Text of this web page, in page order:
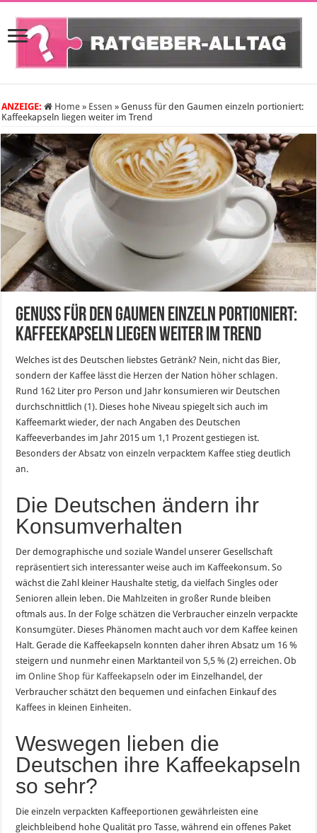
ANZEIGE: Home » Essen » Genuss für den Gaumen einzeln portioniert:
Kaffeekapseln liegen weiter im Trend
Genuss für den Gaumen einzeln portioniert:
Kaffeekapseln liegen weiter im Trend
Welches ist des Deutschen liebstes Getränk? Nein, nicht das Bier,
sondern der Kaffee lässt die Herzen der Nation höher schlagen.
Rund 162 Liter pro Person und Jahr konsumieren wir Deutschen
durchschnittlich (1). Dieses hohe Niveau spiegelt sich auch im
Kaffeemarkt wieder, der nach Angaben des Deutschen
Kaffeeverbandes im Jahr 2015 um 1,1 Prozent gestiegen ist.
Besonders der Absatz von einzeln verpacktem Kaffee stieg deutlich
an.
Die Deutschen ändern ihr
Konsumverhalten
Der demographische und soziale Wandel unserer Gesellschaft
repräsentiert sich interessanter weise auch im Kaffeekonsum. So
wächst die Zahl kleiner Haushalte stetig, da vielfach Singles oder
Senioren allein leben. Die Mahlzeiten in großer Runde bleiben
oftmals aus. In der Folge schätzen die Verbraucher einzeln verpackte
Konsumgüter. Dieses Phänomen macht auch vor dem Kaffee keinen
Halt. Gerade die Kaffeekapseln konnten daher ihren Absatz um 16 %
steigern und nunmehr einen Marktanteil von 5,5 % (2) erreichen. Ob
imOnline Shop für Kaffeekapseln oder im Einzelhandel, der
Verbraucher schätzt den bequemen und einfachen Einkauf des
Kaffees in kleinen Einheiten.
Weswegen lieben die
Deutschen ihre Kaffeekapseln
so sehr?
Die einzeln verpackten Kaffeeportionen gewährleisten eine
gleichbleibend hohe Qualität pro Tasse, während ein offenes Paket